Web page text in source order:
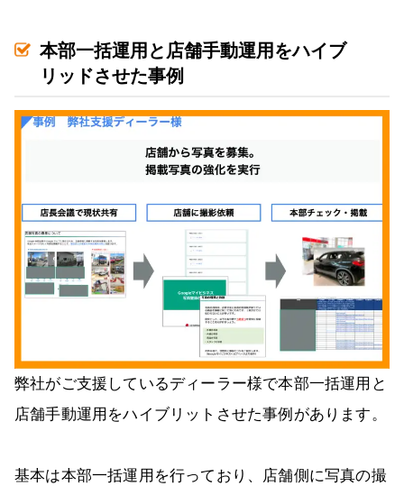
本部一括運用と店舗手動運用をハイブ
リッドさせた事例
弊社がご支援しているディーラー様で本部一括運用と
店舗手動運用をハイブリットさせた事例があります。
基本は本部一括運用を行っており、店舗側に写真の撮